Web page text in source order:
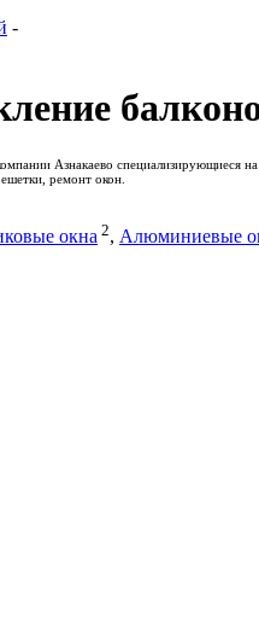
-
Азнакаево специализирующиеся
ремонт окон.
окна 2, Алюминиевые